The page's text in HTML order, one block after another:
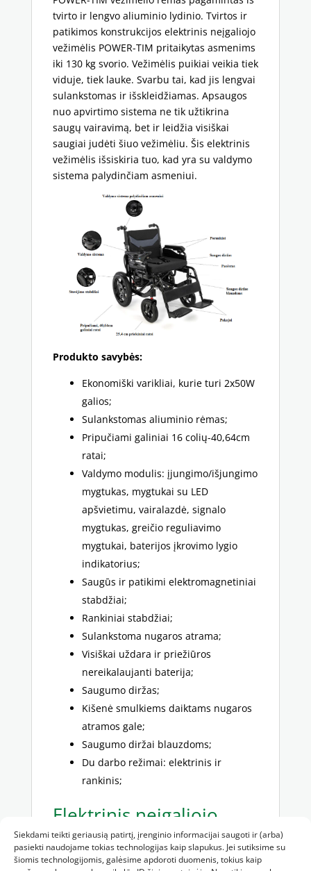
Siekdami teikti geriausią patirtį, įrenginio informacijai saugoti ir (arba)
pasiekti naudojame tokias technologijas kaip slapukus. Jei sutiksime su
šiomis technologijomis, galėsime apdoroti duomenis, tokius kaip
tvirto ir lengvo aliuminio lydinio. Tvirtos ir
patikimos konstrukcijos elektrinis neįgaliojo
vežimėlis POWER-TIM pritaikytas asmenims
iki 130 kg svorio. Vežimėlis puikiai veikia tiek
viduje, tiek lauke. Svarbu tai, kad jis lengvai
sulankstomas ir išskleidžiamas. Apsaugos
nuo apvirtimo sistema ne tik užtikrina
saugų vairavimą, bet ir leidžia visiškai
saugiai judėti šiuo vežimėliu. Šis elektrinis
vežimėlis išsiskiria tuo, kad yra su valdymo
sistema palydinčiam asmeniui.
Produkto savybės:
Ekonomiški varikliai, kurie turi 2x50W
galios;
Sulankstomas aliuminio rėmas;
Pripučiami galiniai 16 colių-40,64cm
ratai;
Valdymo modulis: įjungimo/išjungimo
mygtukas, mygtukai su LED
apšvietimu, vairalazdė, signalo
mygtukas, greičio reguliavimo
mygtukai, baterijos įkrovimo lygio
indikatorius;
Saugūs ir patikimi elektromagnetiniai
stabdžiai;
Rankiniai stabdžiai;
Sulankstoma nugaros atrama;
Visiškai uždara ir priežiūros
nereikalaujanti baterija;
Saugumo diržas;
Kišenė smulkiems daiktams nugaros
atramos gale;
Saugumo diržai blauzdoms;
Du darbo režimai: elektrinis ir
rankinis;
Elektrinis neįgaliojo
vežimėlis POWER-TIM –
techniniai parametrai: